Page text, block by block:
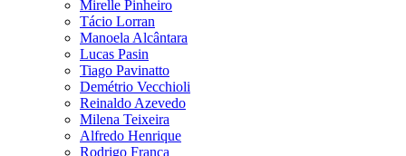
Mirelle Pinheiro
Tácio Lorran
Manoela Alcântara
Lucas Pasin
Tiago Pavinatto
Demétrio Vecchioli
Reinaldo Azevedo
Milena Teixeira
Alfredo Henrique
Rodrigo França